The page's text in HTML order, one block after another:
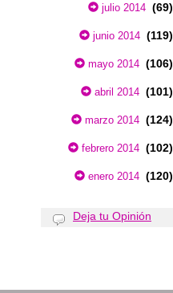
julio 2014 (69)
junio 2014 (119)
mayo 2014 (106)
abril 2014 (101)
marzo 2014 (124)
febrero 2014 (102)
enero 2014 (120)
Deja tu Opinión